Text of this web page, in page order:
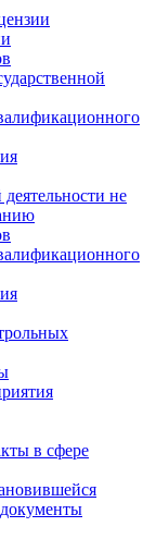
не
в сфере